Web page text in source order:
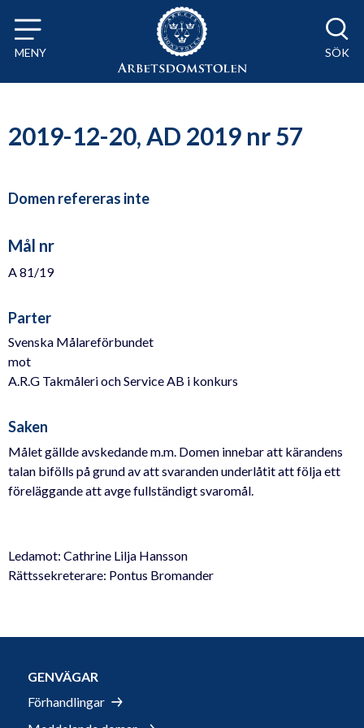
Till innehåll på sidan x
MENY SÖK
2019-12-20, AD 2019 nr 57
Domen refereras inte
Mål nr
A 81/19
Parter
Svenska Målareförbundet
mot
A.R.G Takmåleri och Service AB i konkurs
Saken
Målet gällde avskedande m.m. Domen innebar att kärandens
talan bifölls på grund av att svaranden underlåtit att följa ett
föreläggande att avge fullständigt svaromål.
Ledamot: Cathrine Lilja Hansson
Rättssekreterare: Pontus Bromander
GENVÄGAR
Förhandlingar